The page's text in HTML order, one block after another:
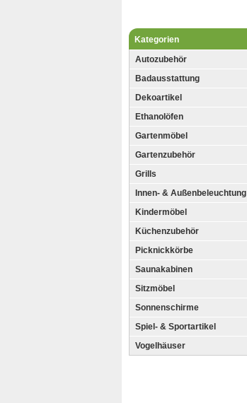
Kategorien
Autozubehör
Badausstattung
Dekoartikel
Ethanolöfen
Gartenmöbel
Gartenzubehör
Grills
Innen- & Außenbeleuchtung
Kindermöbel
Küchenzubehör
Picknickkörbe
Saunakabinen
Sitzmöbel
Sonnenschirme
Spiel- & Sportartikel
Vogelhäuser